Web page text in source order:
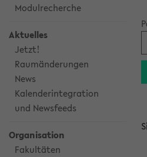
Modulrecherche
Aktuelles
Jetzt!
Raumänderungen
News
Kalenderintegration
und Newsfeeds
Organisation
Fakultäten